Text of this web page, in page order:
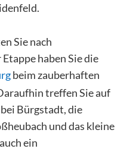
Sie nach
haben Sie die
beim zauberhaften
treffen Sie auf
Bürgstadt, die
und das kleine
ein